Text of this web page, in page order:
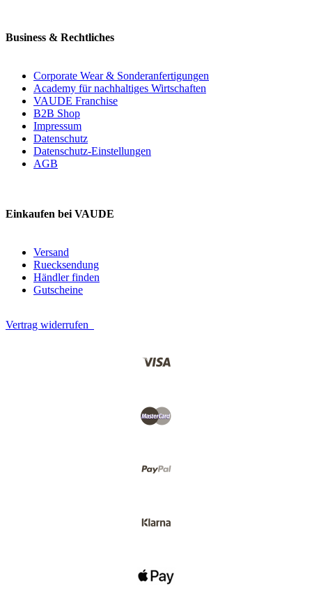
Business & Rechtliches
Corporate Wear & Sonderanfertigungen
Academy für nachhaltiges Wirtschaften
VAUDE Franchise
B2B Shop
Impressum
Datenschutz
Datenschutz-Einstellungen
AGB
Einkaufen bei VAUDE
Versand
Ruecksendung
Händler finden
Gutscheine
Vertrag widerrufen